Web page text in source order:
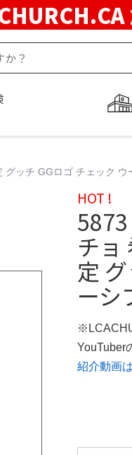
ッチ GGロゴ チェック ウ
HOT !
チョ
定
ーシ
YouTuber
紹介動画